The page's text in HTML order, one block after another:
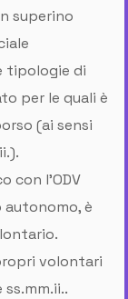
superino
tipologie di
per le quali è
(ai sensi
con l'ODV
è
volontari
ss.mm.ii..